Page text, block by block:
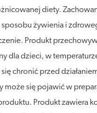
diety.
żywienia i
Produkt
dla dzieci, w
chronić przed
może się pojawić w
Produkt zawiera